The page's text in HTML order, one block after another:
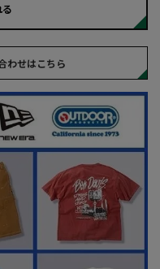
わせはこちら